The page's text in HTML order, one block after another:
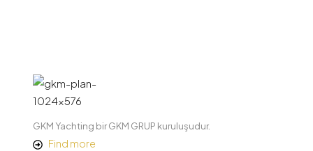
GKM Yachting bir GKM GRUP kuruluşudur.
Find more